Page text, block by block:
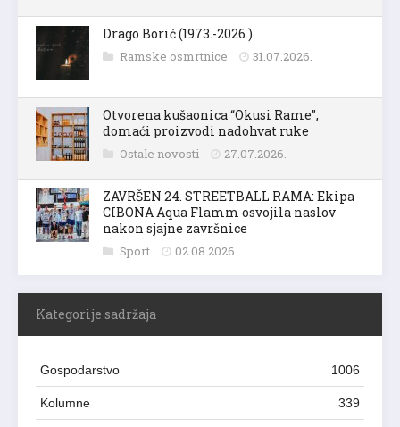
Drago Borić (1973.-2026.)
Ramske osmrtnice 31.07.2026.
Otvorena kušaonica “Okusi Rame”,
domaći proizvodi nadohvat ruke
Ostale novosti 27.07.2026.
ZAVRŠEN 24. STREETBALL RAMA: Ekipa
CIBONA Aqua Flamm osvojila naslov
nakon sjajne završnice
Sport 02.08.2026.
Kategorije sadržaja
Gospodarstvo 1006
Kolumne 339